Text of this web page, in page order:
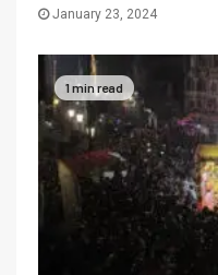
January 23, 2024
1 min read